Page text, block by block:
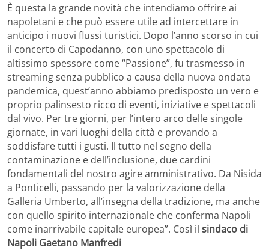
È questa la grande novità che intendiamo offrire ai
napoletani e che può essere utile ad intercettare in
anticipo i nuovi flussi turistici. Dopo l’anno scorso in cui
il concerto di Capodanno, con uno spettacolo di
altissimo spessore come “Passione”, fu trasmesso in
streaming senza pubblico a causa della nuova ondata
pandemica, quest’anno abbiamo predisposto un vero e
proprio palinsesto ricco di eventi, iniziative e spettacoli
dal vivo. Per tre giorni, per l’intero arco delle singole
giornate, in vari luoghi della città e provando a
soddisfare tutti i gusti. Il tutto nel segno della
contaminazione e dell’inclusione, due cardini
fondamentali del nostro agire amministrativo. Da Nisida
a Ponticelli, passando per la valorizzazione della
Galleria Umberto, all’insegna della tradizione, ma anche
con quello spirito internazionale che conferma Napoli
come inarrivabile capitale europea”. Così il sindaco di
Napoli Gaetano Manfredi